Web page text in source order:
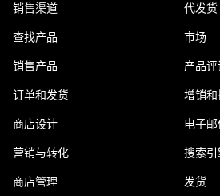
销售渠道
查找产品
销售产品
订单和发货
商店设计
营销与转化
商店管理
代发货
市场
产品评
增销
电子
搜索引
发货